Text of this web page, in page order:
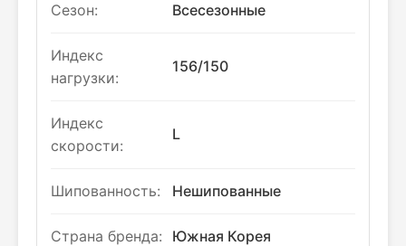
Сезон: Всесезонные
Индекс
нагрузки:
156/150
Индекс
скорости:
L
Шипованность: Нешипованные
Страна бренда: Южная Корея